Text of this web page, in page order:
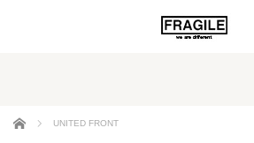
ホーム UNITED FRONT